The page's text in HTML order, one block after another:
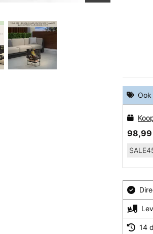
98,99
14